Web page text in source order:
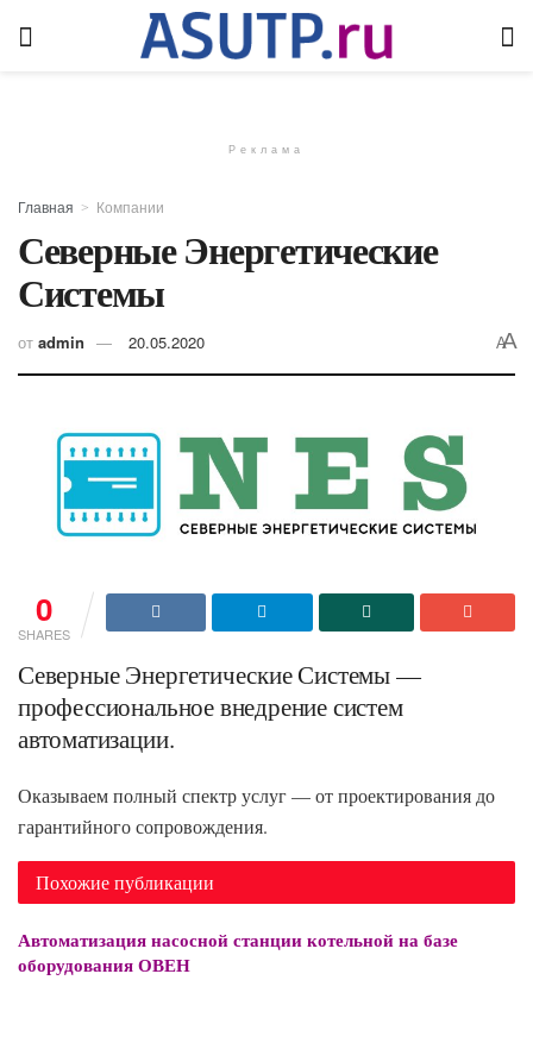
Реклама
Главная Компании
Северные Энергетические
Системы
от admin 20.05.2020 AA
0
SHARES
Северные Энергетические Системы —
профессиональное внедрение систем
автоматизации.
Оказываем полный спектр услуг — от проектирования до
гарантийного сопровождения.
Похожие публикации
Автоматизация насосной станции котельной на базе
оборудования ОВЕН